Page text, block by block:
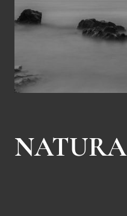
NATURA